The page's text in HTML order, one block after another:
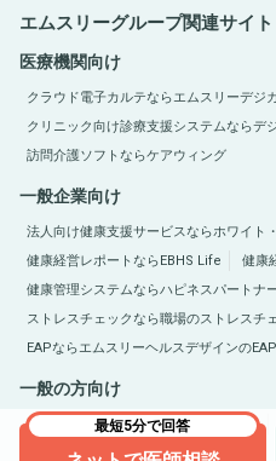
最短5分で回答
エムスリーグループ関連サイト
医療機関向け
クラウド電子カルテならエムスリーデジ
クリニック向け診療支援システムならデ
訪問介護ソフトならケアウィング
一般企業向け
法人向け健康支援サービスならホワイト
健康経営レポートならEBHS Life
健康
健康管理システムならハピネスパートナ
ストレスチェックなら職場のストレスチ
EAPならエムスリーヘルスデザインのEAP
一般の方向け
医療総合サイトQLife（キューライフ）